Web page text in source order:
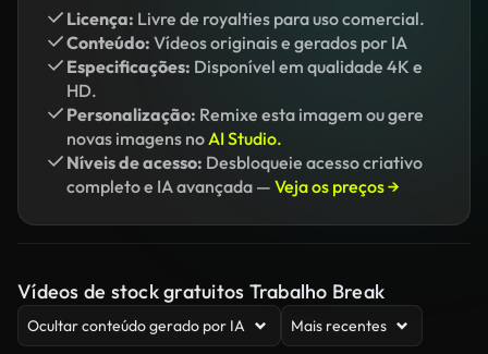
Licença: Livre de royalties para uso comercial.
Conteúdo: Vídeos originais e gerados por IA
Especificações: Disponível em qualidade 4K e
HD.
Personalização: Remixe esta imagem ou gere
novas imagens noAI Studio.
Níveis de acesso: Desbloqueie acesso criativo
completo e IA avançada — Veja os preços →
Vídeos de stock gratuitos Trabalho Break
Ocultar conteúdo gerado por IA Mais recentes